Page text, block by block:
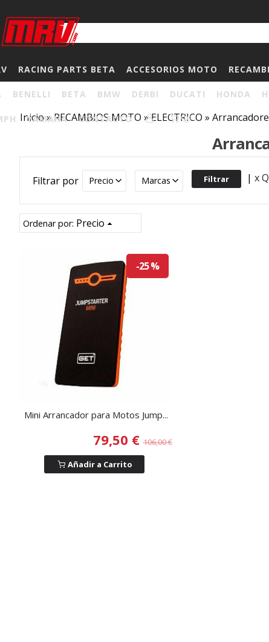
RACING PARTS BETA ACCESORIOS MOTO
BENELLI BETA BMW DERBI DUCATI HONDA
YAMAHA CONTACTO 0
Inicio»RECAMBIOS MOTO »ELECTRICO »
Filtrar por Precio Marcas | x
Ordenar por: Precio
-25 %
Mini Arrancador para Motos Jump...
79,50 €106,00 €
Añadir a Carrito